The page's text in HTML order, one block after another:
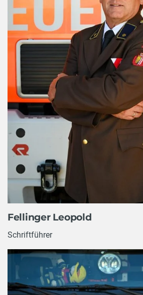
Fellinger Leopold
Schriftführer